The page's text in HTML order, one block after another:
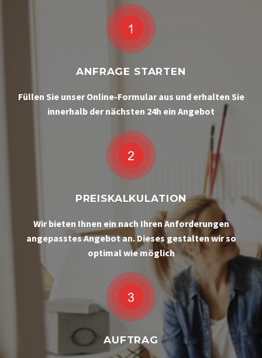
ANFRAGE STARTEN
Füllen Sie unser Online-Formular aus und erhalten Sie
innerhalb der nächsten 24h ein Angebot
PREISKALKULATION
Wir bieten Ihnen ein nach Ihren Anforderungen
angepasstes Angebot an. Dieses gestalten wir so
optimal wie möglich
AUFTRAG